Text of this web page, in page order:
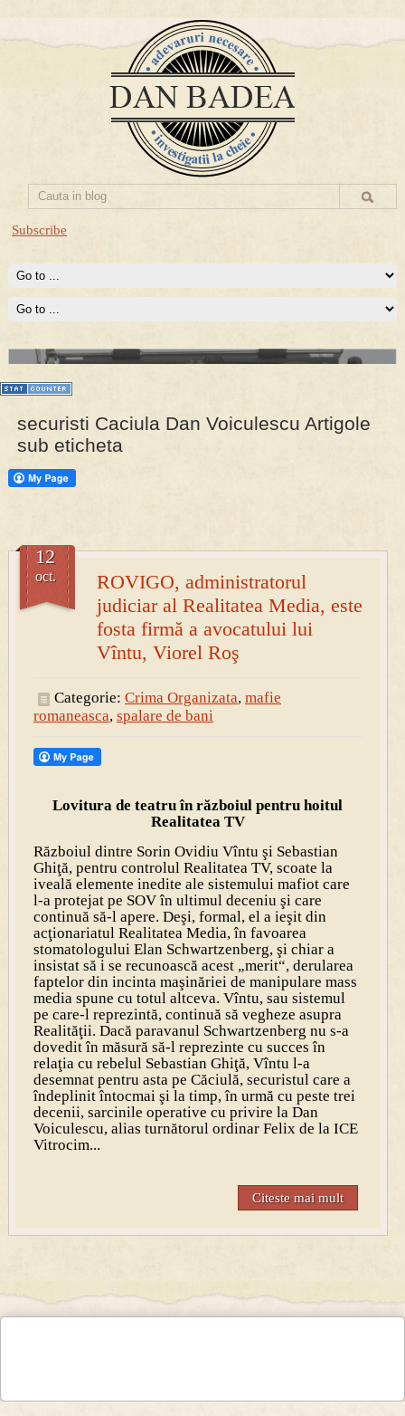
Subscribe
PRESA
securisti Caciula Dan Voiculescu Artigole
sub eticheta
ROVIGO, administratorul
judiciar al Realitatea Media, este
fosta firmă a avocatului lui
Vîntu, Viorel Roş
12
oct.
Categorie: Crima Organizata, mafie
romaneasca, spalare de bani
Lovitura de teatru în războiul pentru hoitul
Realitatea TV
Războiul dintre Sorin Ovidiu Vîntu şi Sebastian
Ghiţă, pentru controlul Realitatea TV, scoate la
iveală elemente inedite ale sistemului mafiot care
l-a protejat pe SOV în ultimul deceniu şi care
continuă să-l apere. Deşi, formal, el a ieşit din
acţionariatul Realitatea Media, în favoarea
stomatologului Elan Schwartzenberg, şi chiar a
insistat să i se recunoască acest „merit“, derularea
faptelor din incinta maşinăriei de manipulare mass
media spune cu totul altceva. Vîntu, sau sistemul
pe care-l reprezintă, continuă să vegheze asupra
Realităţii. Dacă paravanul Schwartzenberg nu s-a
dovedit în măsură să-l reprezinte cu succes în
relaţia cu rebelul Sebastian Ghiţă, Vîntu l-a
desemnat pentru asta pe Căciulă, securistul care a
îndeplinit întocmai şi la timp, în urmă cu peste trei
decenii, sarcinile operative cu privire la Dan
Voiculescu, alias turnătorul ordinar Felix de la ICE
Vitrocim...
Citeste mai mult